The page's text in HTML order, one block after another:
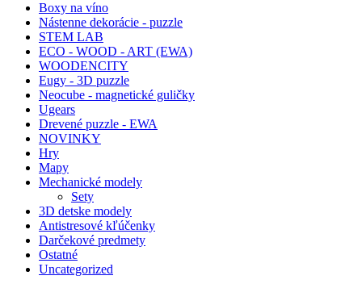
Boxy na víno
Nástenne dekorácie - puzzle
STEM LAB
ECO - WOOD - ART (EWA)
WOODENCITY
Eugy - 3D puzzle
Neocube - magnetické guličky
Ugears
Drevené puzzle - EWA
NOVINKY
Hry
Mapy
Mechanické modely
Sety
3D detske modely
Antistresové kľúčenky
Darčekové predmety
Ostatné
Uncategorized